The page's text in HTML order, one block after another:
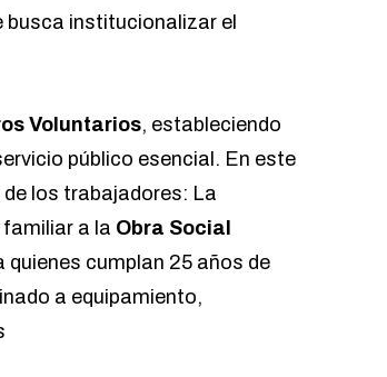
busca institucionalizar el
Voluntarios, estableciendo
público esencial. En este
los trabajadores: La
a la Obra Social
cumplan 25 años de
a equipamiento,